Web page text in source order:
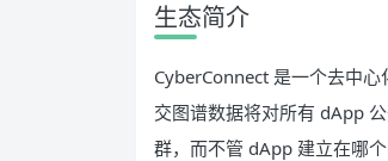
生态简介
CyberConnect 是一个去中
交图谱数据将对所有 dApp
群，而不管 dApp 建立在哪